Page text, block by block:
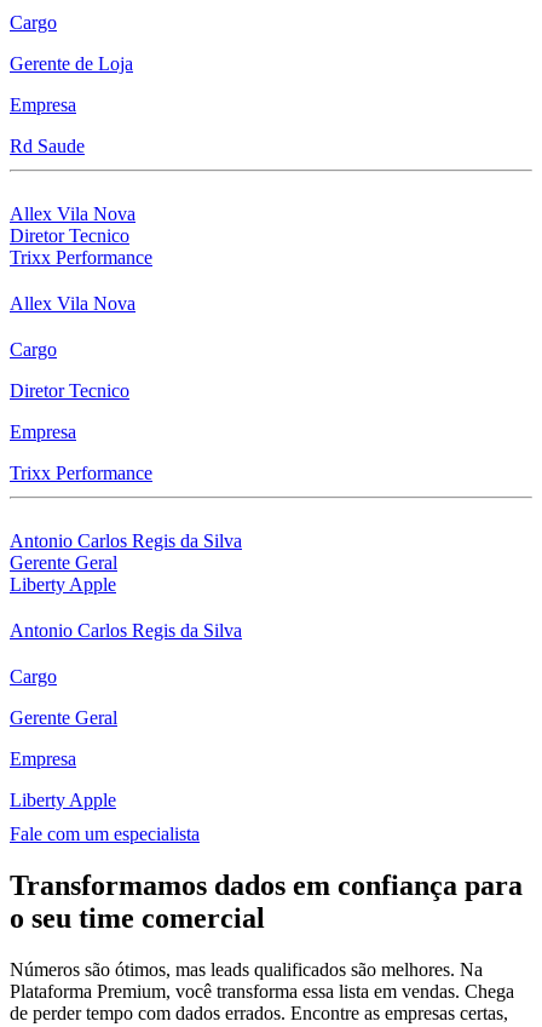
Cargo
Gerente de Loja
Empresa
Rd Saude
Allex Vila Nova
Diretor Tecnico
Trixx Performance
Allex Vila Nova
Cargo
Diretor Tecnico
Empresa
Trixx Performance
Antonio Carlos Regis da Silva
Gerente Geral
Liberty Apple
Antonio Carlos Regis da Silva
Cargo
Gerente Geral
Empresa
Liberty Apple
Fale com um especialista
Transformamos dados em confiança para
o seu time comercial
Números são ótimos, mas leads qualificados são melhores. Na
Plataforma Premium, você transforma essa lista em vendas. Chega
de perder tempo com dados errados. Encontre as empresas certas,